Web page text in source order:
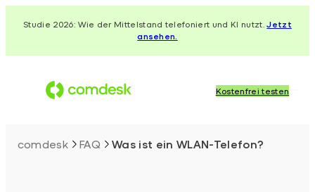
InhaltStudie 2026: Wie der Mittelstand telefoniert und KI nutzt.Jetzt
ansehen.
Kostenfrei testen
comdesk FAQ Was ist ein WLAN-Telefon?